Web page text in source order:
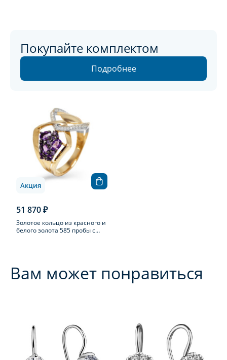
Покупайте комплектом
Подробнее
51 870 ₽
Золотое кольцо из красного и
белого золота 585 пробы с
Акция
Вам может понравиться